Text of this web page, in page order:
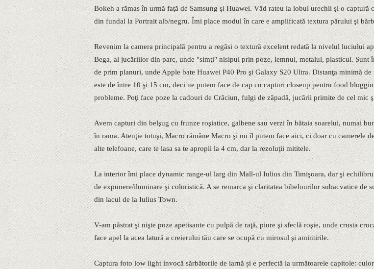
Bokeh a rămas în urmă faţă de Samsung şi Huawei. Văd rateu la lobul urechii şi o captură
din fundal la Portrait alb/negru. Îmi place modul în care e amplificată textura părului şi
Revenim la camera principală pentru a regăsi o textură excelent redată la nivelul luciului
Bega, al jucăriilor din parc, unde "simţi" nisipul prin poze, lemnul, metalul, plasticul. Sunt
de prim planuri, unde Apple bate Huawei P40 Pro şi Galaxy S20 Ultra. Distanţa minimă de
este de între 10 şi 15 cm, deci ne putem face de cap cu capturi closeup pentru food
probleme. Poţi face poze la cadouri de Crăciun, fulgi de zăpadă, jucării primite de cel mic
Avem capturi din belşug cu frunze roşiatice, galbene sau verzi în bătaia soarelui, numai
în rama. Atenţie totuşi, Macro rămâne Macro şi nu îl putem face aici, ci doar cu camerele
alte telefoane, care te lasa sa te apropii la 4 cm, dar la rezoluţii mititele.
La interior îmi place dynamic range-ul larg din Mall-ul Iulius din Timişoara, dar şi
de expunere/iluminare şi coloristică. A se remarca şi claritatea bibelourilor subacvatice de
din lacul de la Iulius Town.
V-am păstrat şi nişte poze apetisante cu pulpă de raţă, piure şi sfeclă roşie, unde crusta
face apel la acea latură a creierului tău care se ocupă cu mirosul şi amintirile.
Captura foto low light invocă sărbătorile de iarnă și e perfectă la următoarele capitole: